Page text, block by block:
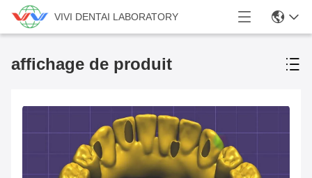
VIVI DENTAI LABORATORY
affichage de produit